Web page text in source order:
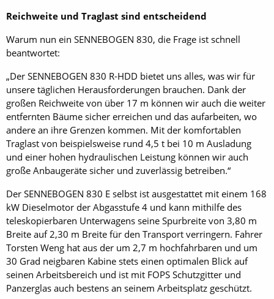
Reichweite und Traglast sind entscheidend
Warum nun ein SENNEBOGEN 830, die Frage ist schnell
beantwortet:
„Der SENNEBOGEN 830 R-HDD bietet uns alles, was wir für
unsere täglichen Herausforderungen brauchen. Dank der
großen Reichweite von über 17 m können wir auch die weiter
entfernten Bäume sicher erreichen und das aufarbeiten, wo
andere an ihre Grenzen kommen. Mit der komfortablen
Traglast von beispielsweise rund 4,5 t bei 10 m Ausladung
und einer hohen hydraulischen Leistung können wir auch
große Anbaugeräte sicher und zuverlässig betreiben.“
Der SENNEBOGEN 830 E selbst ist ausgestattet mit einem 168
kW Dieselmotor der Abgasstufe 4 und kann mithilfe des
teleskopierbaren Unterwagens seine Spurbreite von 3,80 m
Breite auf 2,30 m Breite für den Transport verringern. Fahrer
Torsten Weng hat aus der um 2,7 m hochfahrbaren und um
30 Grad neigbaren Kabine stets einen optimalen Blick auf
seinen Arbeitsbereich und ist mit FOPS Schutzgitter und
Panzerglas auch bestens an seinem Arbeitsplatz geschützt.